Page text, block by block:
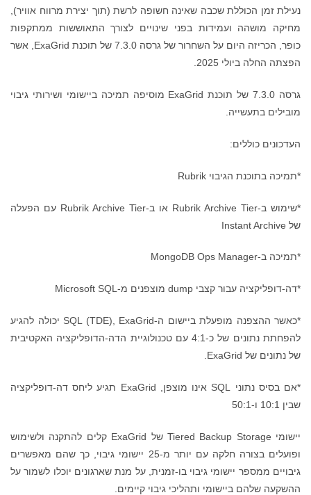
נעילת זמן הכוללת שכבה שאינה חשופה לרשת (תוך יצירת מרווח אוויר),
מחיקה מושהה ועמידות בפני שינויים לצורך התאוששות ממתקפות
כופר, הכריזה היום על השחרור של גרסה 7.3.0 של תוכנת ExaGrid, אשר
הפצתה החלה ביולי 2025.
גרסה 7.3.0 של תוכנת ExaGrid מוסיפה תמיכה ביישומי ושירותי גיבוי
מובילים בתעשייה.
העדכונים כוללים:
*תמיכה בתוכנת הגיבוי Rubrik
*שימוש ב-Rubrik Archive Tier או ב-Rubrik Archive Tier עם הפעלה
של Instant Archive
*תמיכה ב-MongoDB Ops Manager
*דה-דופליקציה עבור קצבי dump מוצפנים מ-Microsoft SQL
*כאשר ההצפנה מופעלת ביישום ה-SQL (TDE), ExaGrid יכולה להגיע
להפחתת נתונים של כ-4:1 עם טכנולוגיית הדה-הדופליקציה האקטיבית
של נתונים של ExaGrid.
*אם בסיס נתוני SQL אינו מוצפן, ExaGrid תגיע ליחס דה-דופליקציה
שבין 10:1 ו-50:1
יישומי Tiered Backup Storage של ExaGrid קלים להתקנה ולשימוש
ופועלים בצורה חלקה עם יותר מ-25 יישומי גיבוי, כך שהם מאפשרים
גיבויים ממספר יישומי גיבוי בו-זמנית, על מנת שארגונים יוכלו לשמור על
ההשקעה שלהם ביישומי ותהליכי גיבוי קיימים.